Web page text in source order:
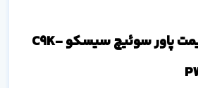
عوامل موثر بر قیمت پاور سوئیچ سیسکو C9K-